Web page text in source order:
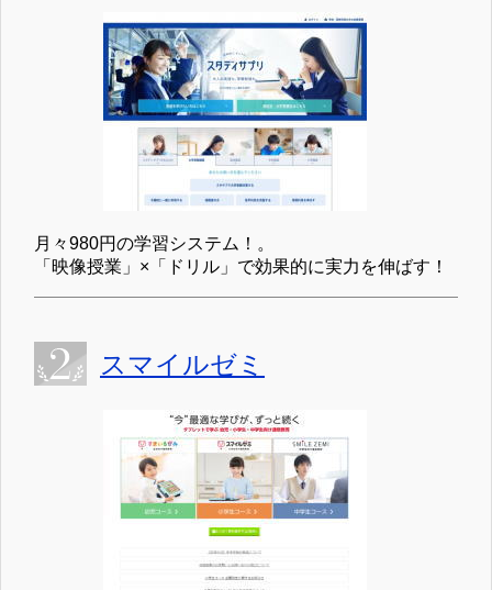
月々980円の学習システム！。
「映像授業」×「ドリル」で効果的に実力を伸ばす！
スマイルゼミ